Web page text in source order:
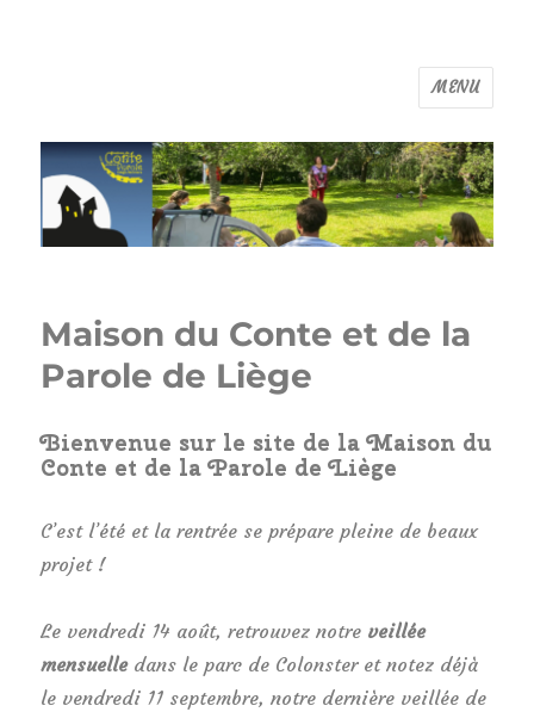
MENU
Maison du Conte et de la
Parole de Liège
Bienvenue sur le site de la Maison du
Conte et de la Parole de Liège
C’est l’été et la rentrée se prépare pleine de beaux
projet !
Le vendredi 14 août, retrouvez notre veillée
mensuelledans le parc de Colonster et notez déjà
le vendredi 11 septembre, notre dernière veillée de